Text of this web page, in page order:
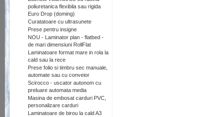
poliuretanica flexibila sau rigida
Euro Drop (doming)
Curatatoare cu ultrasunete
Prese pentru insigne
NOU - Laminator plan - flatbed -
de mari dimensiuni RollFlat
Laminatoare format mare in rola la
cald sau la rece
Prese folio si timbru sec manuale,
automate sau cu conveior
Scirocco - uscator autonom cu
preluare automata media
Masina de embosat carduri PVC,
personalizare carduri
Laminatoare de birou la cald A3